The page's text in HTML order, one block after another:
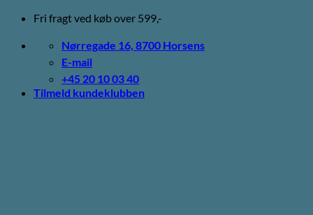
Fortsæt
indhold
Fri fragt ved køb over 599,-
Nørregade 16, 8700 Horsens
E-mail
+45 20 10 03 40
Tilmeld kundeklubben